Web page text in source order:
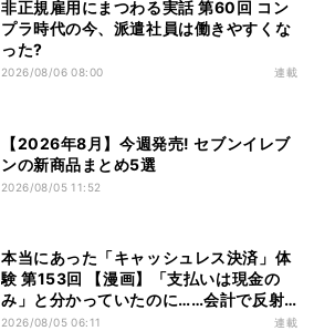
非正規雇用にまつわる実話 第60回 コン
プラ時代の今、派遣社員は働きやすくな
った?
2026/08/06 08:00 連載
【2026年8月】今週発売! セブンイレブ
ンの新商品まとめ5選
2026/08/05 11:52
本当にあった「キャッシュレス決済」体
験 第153回 【漫画】「支払いは現金の
み」と分かっていたのに……会計で反射
的に出してしまったものは
2026/08/05 06:11 連載